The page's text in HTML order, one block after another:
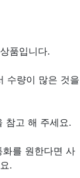
품입니다.
수량이 많은 것을
참고 해 주세요.
를 원한다면 사
.